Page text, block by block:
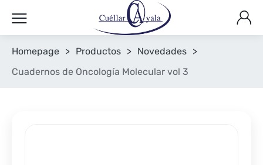
Homepage > Productos > Novedades >
Cuadernos de Oncología Molecular vol 3